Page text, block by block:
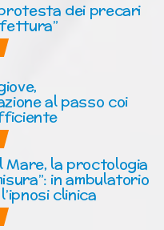
dei precari
al passo coi
Mare, la proctologia
in ambulatorio
clinica